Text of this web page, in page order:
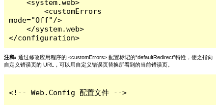
    <system.web>
        <customErrors
mode="Off"/>
    </system.web>
</configuration>
注释: 通过修改应用程序的 <customErrors> 配置标记的“defaultRedirect”特性，使之指向
自定义错误页的 URL，可以用自定义错误页替换所看到的当前错误页。
<!-- Web.Config 配置文件 -->